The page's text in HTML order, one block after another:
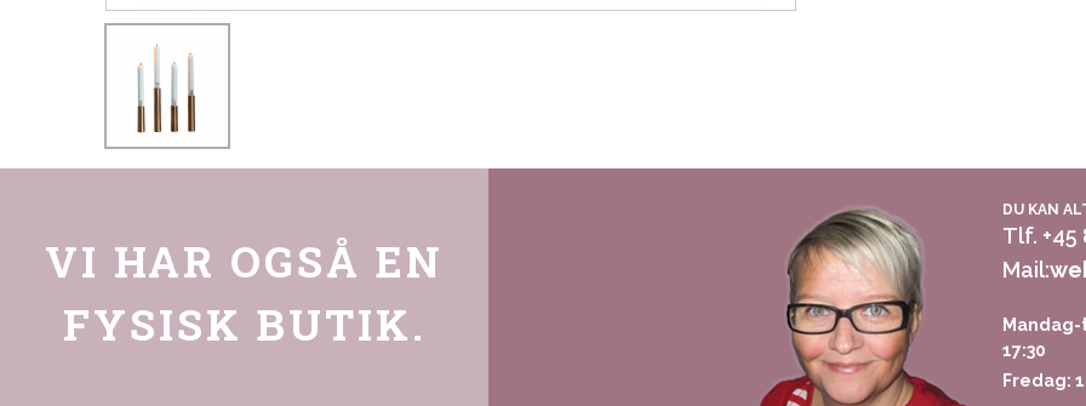
VI HAR OGSÅ EN
FYSISK BUTIK.
DU KAN
Tlf. +45
Mail:
17:30
Fredag: